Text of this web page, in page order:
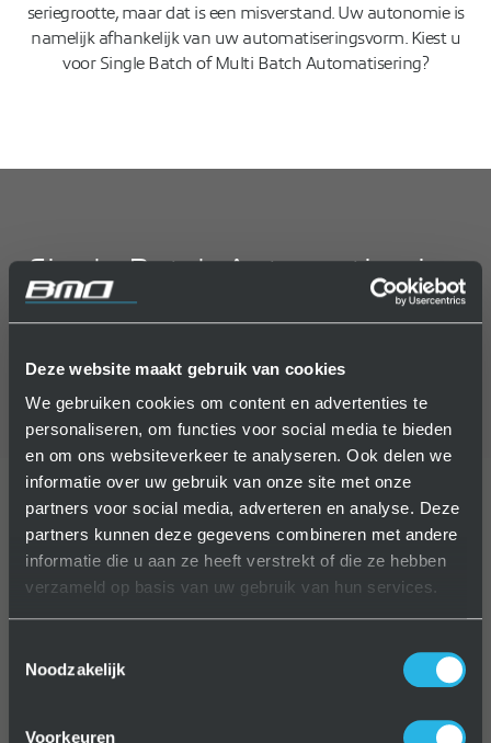
Deze website maakt gebruik van cookies
We gebruiken cookies om content en advertenties te
personaliseren, om functies voor social media te bieden
en om ons websiteverkeer te analyseren. Ook delen we
informatie over uw gebruik van onze site met onze
partners voor social media, adverteren en analyse. Deze
partners kunnen deze gegevens combineren met andere
informatie die u aan ze heeft verstrekt of die ze hebben
verzameld op basis van uw gebruik van hun services.
Noodzakelijk
Voorkeuren
seriegrootte, maar dat is een misverstand. Uw autonomie is
namelijk afhankelijk van uw automatiseringsvorm. Kiest u
voor Single Batch of Multi Batch Automatisering?
Single Batch Automatisering
Eén product afstellen en direct daarna onbemand produceren